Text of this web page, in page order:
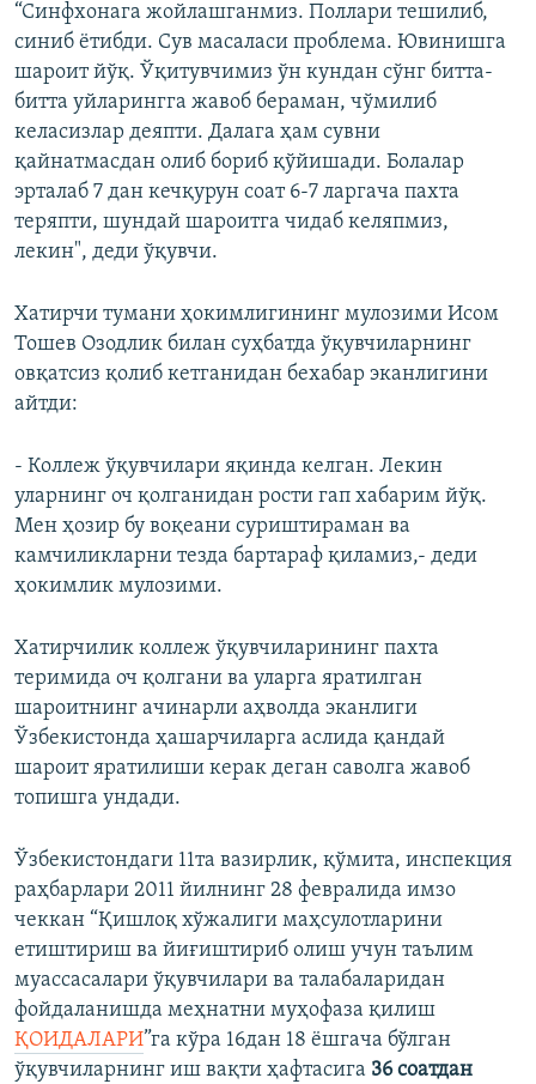
“Синфхонага жойлашганмиз. Поллари тешилиб,
синиб ётибди. Сув масаласи проблема. Ювинишга
шароит йўқ. Ўқитувчимиз ўн кундан сўнг битта-
битта уйларингга жавоб бераман, чўмилиб
келасизлар деяпти. Далага ҳам сувни
қайнатмасдан олиб бориб қўйишади. Болалар
эрталаб 7 дан кечқурун соат 6-7 ларгача пахта
теряпти, шундай шароитга чидаб келяпмиз,
лекин", деди ўқувчи.
Хатирчи тумани ҳокимлигининг мулозими Исом
Тошев Озодлик билан суҳбатда ўқувчиларнинг
овқатсиз қолиб кетганидан бехабар эканлигини
айтди:
- Коллеж ўқувчилари яқинда келган. Лекин
уларнинг оч қолганидан рости гап хабарим йўқ.
Мен ҳозир бу воқеани суриштираман ва
камчиликларни тезда бартараф қиламиз,- деди
ҳокимлик мулозими.
Хатирчилик коллеж ўқувчиларининг пахта
теримида оч қолгани ва уларга яратилган
шароитнинг ачинарли аҳволда эканлиги
Ўзбекистонда ҳашарчиларга аслида қандай
шароит яратилиши керак деган саволга жавоб
топишга ундади.
Ўзбекистондаги 11та вазирлик, қўмита, инспекция
раҳбарлари 2011 йилнинг 28 февралида имзо
чеккан “Қишлоқ хўжалиги маҳсулотларини
етиштириш ва йиғиштириб олиш учун таълим
муассасалари ўқувчилари ва талабаларидан
фойдаланишда меҳнатни муҳофаза қилиш
ҚОИДАЛАРИ”га кўра 16дан 18 ёшгача бўлган
ўқувчиларнинг иш вақти ҳафтасига 36 соатдан